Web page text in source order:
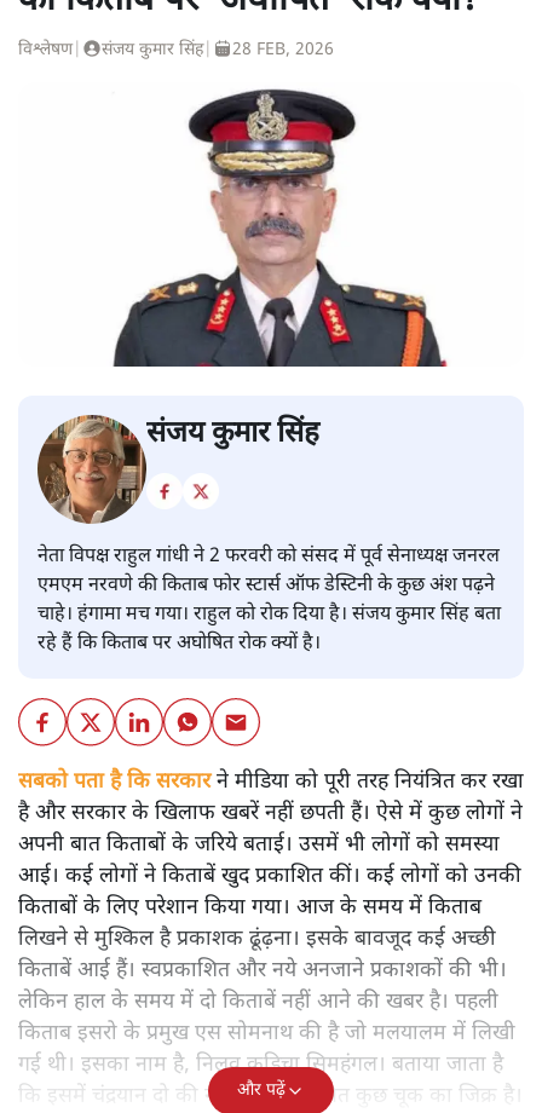
विश्लेषण| संजय कुमार सिंह| 28 FEB, 2026
संजय कुमार सिंह
नेता विपक्ष राहुल गांधी ने 2 फरवरी को संसद में पूर्व सेनाध्यक्ष जनरल
एमएम नरवणे की किताब फोर स्टार्स ऑफ डेस्टिनी के कुछ अंश पढ़ने
चाहे। हंगामा मच गया। राहुल को रोक दिया है। संजय कुमार सिंह बता
रहे हैं कि किताब पर अघोषित रोक क्यों है।
सबको पता है कि सरकारने मीडिया को पूरी तरह नियंत्रित कर रखा
है और सरकार के खिलाफ खबरें नहीं छपती हैं। ऐसे में कुछ लोगों ने
अपनी बात किताबों के जरिये बताई। उसमें भी लोगों को समस्या
आई। कई लोगों ने किताबें खुद प्रकाशित कीं। कई लोगों को उनकी
किताबों के लिए परेशान किया गया। आज के समय में किताब
लिखने से मुश्किल है प्रकाशक ढूंढ़ना। इसके बावजूद कई अच्छी
किताबें आई हैं। स्वप्रकाशित और नये अनजाने प्रकाशकों की भी।
लेकिन हाल के समय में दो किताबें नहीं आने की खबर है। पहली
किताब इसरो के प्रमुख एस सोमनाथ की है जो मलयालम में लिखी
गई थी। इसका नाम है, निलवु कुडिचा सिमहंगल। बताया जाता है
कि इसमें चंद्रयान दो की नाकामी से संबंधित कुछ चूक का जिक्र है।
और पढ़ें